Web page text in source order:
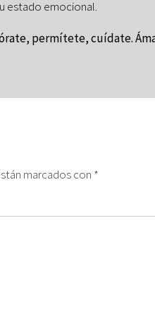
estado emocional.
permítete, cuídate.
marcados con *